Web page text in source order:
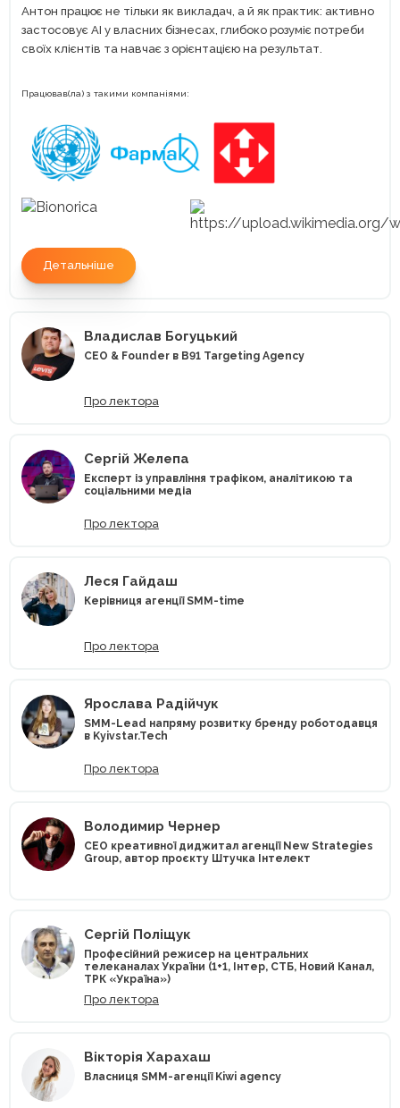
Антон працює не тільки як викладач, а й як практик: активно
застосовує AI у власних бізнесах, глибоко розуміє потреби
своїх клієнтів та навчає з орієнтацією на результат.
Працював(ла) з такими компаніями:
Детальніше
Владислав Богуцький
CEO & Founder в B91 Targeting Agency
Про лектора
Сергій Желепа
Експерт із управління трафіком, аналітикою та
соціальними медіа
Про лектора
Леся Гайдаш
Керівниця агенції SMM-time
Про лектора
Ярослава Радійчук
SMM-Lead напряму розвитку бренду роботодавця
в Kyivstar.Tech
Про лектора
Володимир Чернер
CEO креативної диджитал агенції New Strategies
Group, автор проєкту Штучка Інтелект
Сергій Поліщук
Професійний режисер на центральних
телеканалах України (1+1, Інтер, СТБ, Новий Канал,
ТРК «Україна»)
Про лектора
Вікторія Харахаш
Власниця SMM-агенції Kiwi agency